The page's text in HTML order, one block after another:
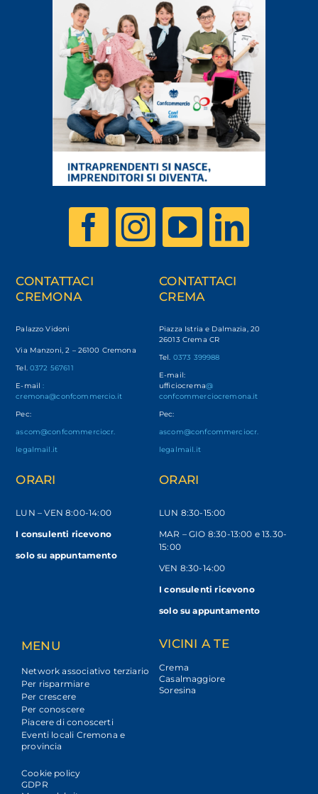
CONTATTACI
CREMONA
Palazzo Vidoni
Via Manzoni, 2 – 26100 Cremona
Tel. 0372 567611
E-mail:
cremona@confcommercio.it
Pec:
ascom@confcommerciocr.
legalmail.it
ORARI
LUN – VEN8:00-14:00
I consulenti ricevono
solosu appuntamento
CONTATTACI
CREMA
Piazza Istria e Dalmazia, 20
26013 Crema CR
Tel. 0373 399988
E-mail:
ufficiocrema@
confcommerciocremona.it
Pec:
ascom@confcommerciocr.
legalmail.it
ORARI
LUN 8:30-15:00
MAR – GIO 8:30-13:00 e 13.30-
15:00
VEN 8:30-14:00
I consulenti ricevono
solo su appuntamento
MENU
Network associativo terziario
Per risparmiare
Per crescere
Per conoscere
Piacere di conoscerti
Eventi locali Cremona e
provincia
Cookie policy
GDPR
VICINI A TE
Crema
Casalmaggiore
Soresina